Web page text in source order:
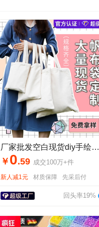
厂家批发空白现货diy手绘涂鸦帆布袋定制白色手提单肩logo帆布包
￥ 0.59 成交100万+件
新人减1元 材质保障 先采后付
回头率19%